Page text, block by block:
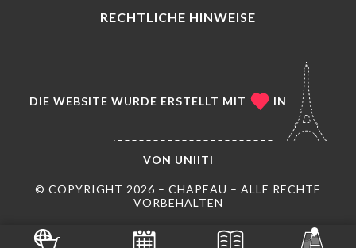
RECHTLICHE HINWEISE
© COPYRIGHT 2026 – CHAPEAU – ALLE RECHTE
VORBEHALTEN
DIE WEBSITE WURDE ERSTELLT MIT IN
VON UNIITI